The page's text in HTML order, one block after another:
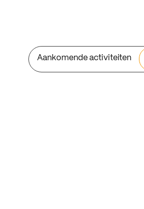
Aankomende activiteiten